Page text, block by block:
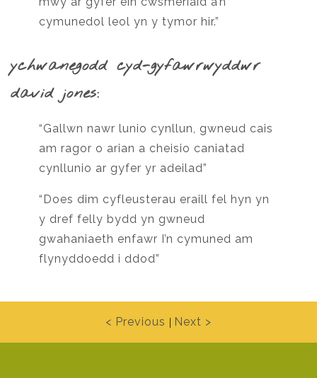
cymunedol leol yn y tymor hir.”
ychwanegodd cyd-gyfawrwyddwr
david jones:
“Gallwn nawr lunio cynllun, gwneud cais
am ragor o arian a cheisio caniatad
cynllunio ar gyfer yr adeilad”
“Does dim cyfleusterau eraill fel hyn yn
y dref felly bydd yn gwneud
gwahaniaeth enfawr I’n cymuned am
flynyddoedd i ddod”
< Previous | Next >